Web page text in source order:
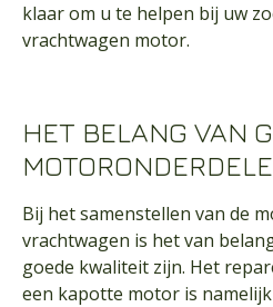
klaar om u te helpen bij uw
vrachtwagen motor.
HET BELANG VAN
Bij het samenstellen van de
vrachtwagen is het van
goede kwaliteit zijn. Het
een kapotte motor is